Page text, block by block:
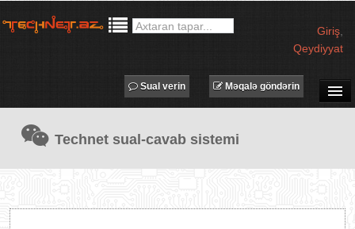
Giriş
Qeydiyyat
TECHNET TV
MƏQALƏLƏR
Məqalə göndərin
Sual verin
Technet sual-cavab sistemi